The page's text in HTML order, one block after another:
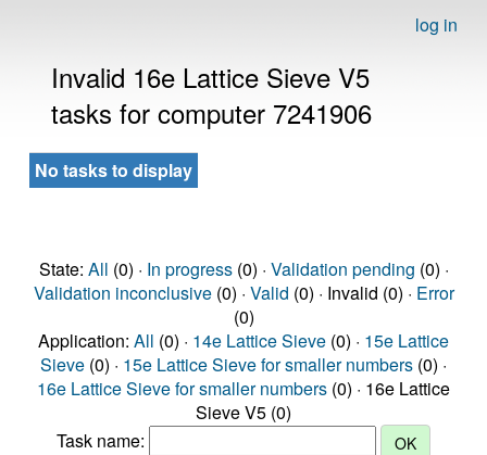
log in
Invalid 16e Lattice Sieve V5
tasks for computer 7241906
No tasks to display
State: All (0) · In progress(0) · Validation pending (0) ·
Validation inconclusive(0) · Valid (0) · Invalid (0) · Error
(0)
Application: All (0) · 14e Lattice Sieve (0) · 15e Lattice
Sieve (0) · 15e Lattice Sieve for smaller numbers (0) ·
16e Lattice Sieve for smaller numbers (0) · 16e Lattice
Sieve V5 (0)
Task name: